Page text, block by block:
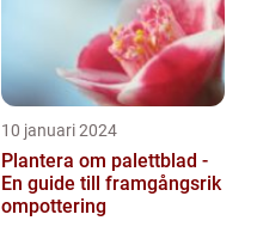
10 januari 2024
Plantera om palettblad -
En guide till framgångsrik
ompottering